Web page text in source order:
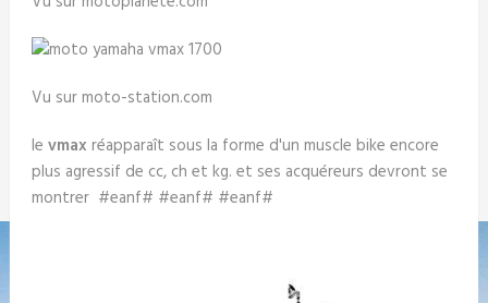
Vu sur moto-station.com
le vmax réapparaît sous la forme d'un muscle bike encore
plus agressif de cc, ch et kg. et ses acquéreurs devront se
montrer #eanf# #eanf# #eanf#